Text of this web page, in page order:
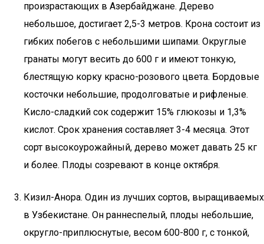
произрастающих в Азербайджане. Дерево
небольшое, достигает 2,5-3 метров. Крона состоит из
гибких побегов с небольшими шипами. Округлые
гранаты могут весить до 600 г и имеют тонкую,
блестящую корку красно-розового цвета. Бордовые
косточки небольшие, продолговатые и рифленые.
Кисло-сладкий сок содержит 15% глюкозы и 1,3%
кислот. Срок хранения составляет 3-4 месяца. Этот
сорт высокоурожайный, дерево может давать 25 кг
и более. Плоды созревают в конце октября.
Кизил-Анора. Один из лучших сортов, выращиваемых
в Узбекистане. Он раннеспелый, плоды небольшие,
округло-приплюснутые, весом 600-800 г, с тонкой,